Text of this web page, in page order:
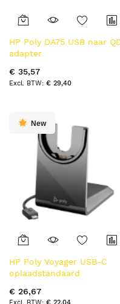
HP Poly DA75 USB naar
adapter
€ 35,57
€ 29,40
New
HP Poly Voyager USB-C
oplaadstandaard
€ 26,67